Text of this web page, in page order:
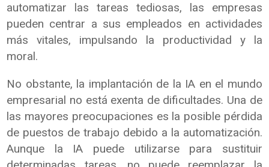
automatizar las tareas tediosas, las empresas
pueden centrar a sus empleados en actividades
más vitales, impulsando la productividad y la
moral.
No obstante, la implantación de la IA en el mundo
empresarial no está exenta de dificultades. Una de
las mayores preocupaciones es la posible pérdida
de puestos de trabajo debido a la automatización.
Aunque la IA puede utilizarse para sustituir